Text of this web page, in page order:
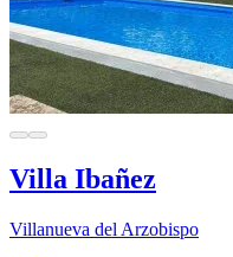
Villa Ibañez
Villanueva del Arzobispo